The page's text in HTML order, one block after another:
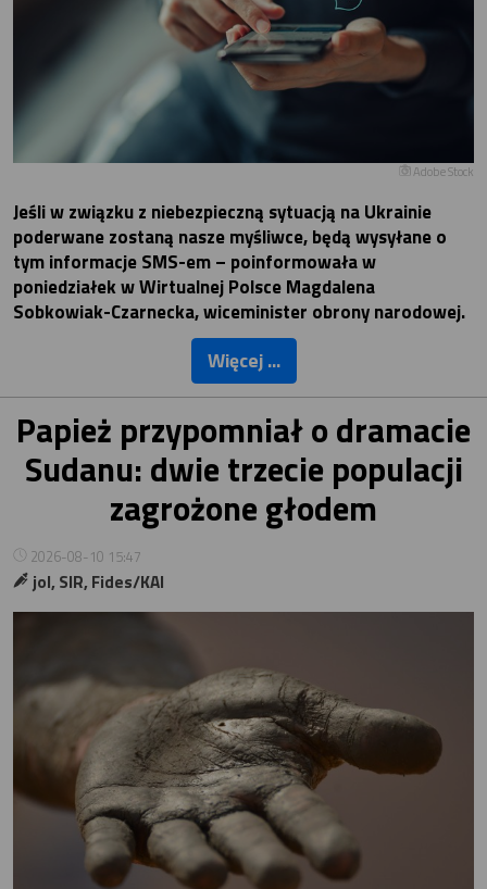
Adobe Stock
Jeśli w związku z niebezpieczną sytuacją na Ukrainie
poderwane zostaną nasze myśliwce, będą wysyłane o
tym informacje SMS-em – poinformowała w
poniedziałek w Wirtualnej Polsce Magdalena
Sobkowiak-Czarnecka, wiceminister obrony narodowej.
Więcej ...
Papież przypomniał o dramacie
Sudanu: dwie trzecie populacji
zagrożone głodem
2026-08-10 15:47
jol, SIR, Fides/KAI